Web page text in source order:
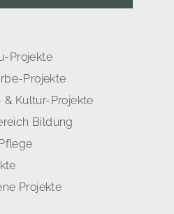
Projekte
Projekte
Kultur-Projekte
Bildung
Projekte